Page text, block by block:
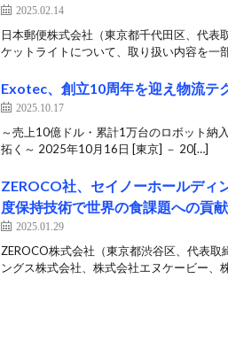
2025.02.14
日本郵便株式会社（東京都千代田区、代表
ケットライトについて、取り扱い内容を一
Exotec、創立10周年を迎え物流テ
2025.10.17
～売上10億ドル・累計1万台のロボット納
拓く～ 2025年10月16日 [東京] － 20[…]
ZEROCO社、セイノーホールディ
度保持技術で世界の食課題への貢
2025.01.29
ZEROCO株式会社（東京都渋谷区、代表
ングス株式会社、株式会社エヌケービー、